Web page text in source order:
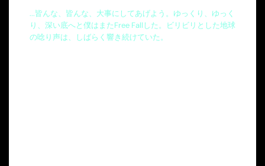
...皆んな、皆んな、大事にしてあげよう。ゆっくり、ゆっく
り、深い底へと僕はまたFree Fallした。ビリビリとした地球
の唸り声は、しばらく響き続けていた。